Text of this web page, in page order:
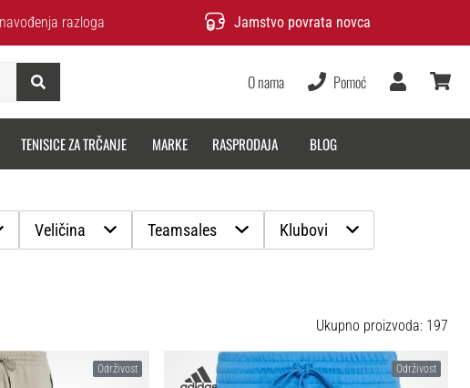
razloga Jamstvo povrata novca
O nama Pomoć
Korisnik
TENISICE ZA TRČANJE MARKE RASPRODAJA BLOG
Veličina Teamsales
Klubovi
Ukupno proizvoda: 197
Održivost Održivost